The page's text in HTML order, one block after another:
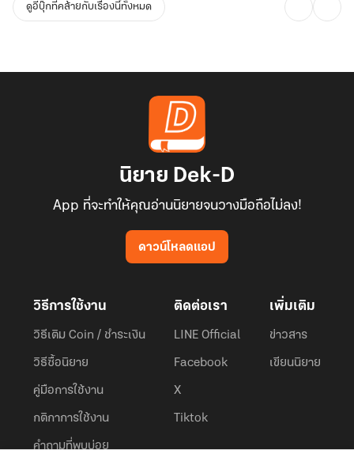
ดูอีบุ๊กที่คล้ายกับเรื่องนี้ทั้งหมด
นิยาย Dek-D
App ที่จะทำให้คุณอ่านนิยายจนวางมือถือไม่ลง!
ดาวน์โหลดแอป
วิธีการใช้งาน
วิธีเติม Coin / ชำระเงิน
วิธีซื้อนิยาย
คู่มือการใช้งาน
กติกาการใช้งาน
คำถามที่พบบ่อย
ติดต่อเรา
LINE Official
Facebook
X
Tiktok
เพิ่มเติม
ข่าวสาร
เขียนนิยาย